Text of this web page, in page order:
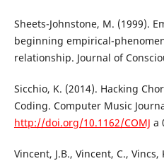
Sheets-Johnstone, M. (1999).
beginning empirical-
relationship. Journal of
Sicchio, K. (2014). Hacking
Coding. Computer Music
http://doi.org/10.1162/COMJ a
Vincent, J.B., Vincent, C., Vincs,